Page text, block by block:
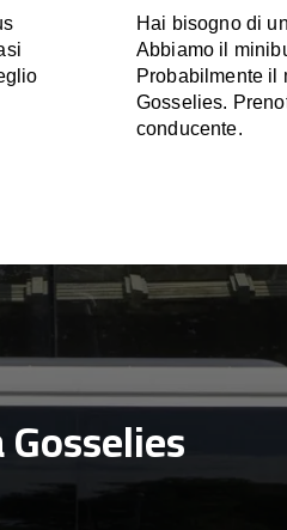
Hai bisogno di
Abbiamo il
Probabilmente il
Gosselies.
conducente.
Gosselies